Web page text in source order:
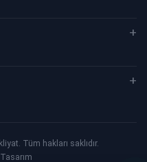
Nakliye
Tüm hakları saklıdır.